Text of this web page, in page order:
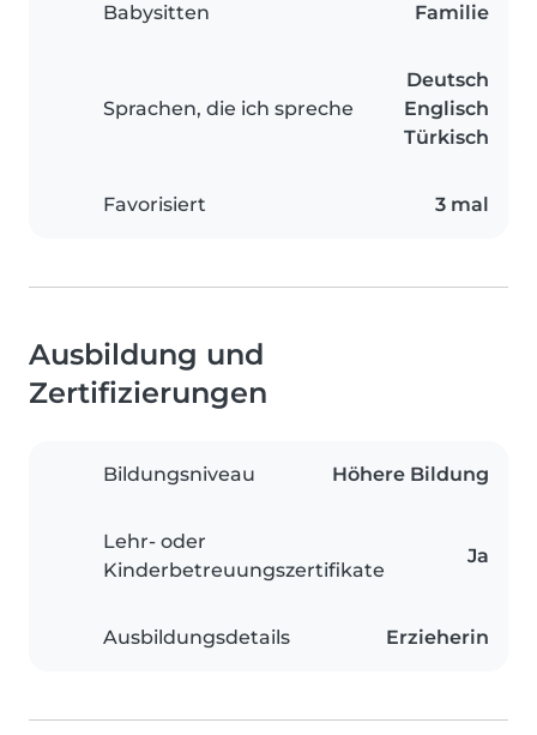
Babysitten
Familie
Sprachen, die ich spreche
Deutsch
Englisch
Türkisch
Favorisiert 3 mal
Ausbildung und
Zertifizierungen
Bildungsniveau Höhere Bildung
Lehr- oder
Kinderbetreuungszertifikate
Ja
Ausbildungsdetails Erzieherin